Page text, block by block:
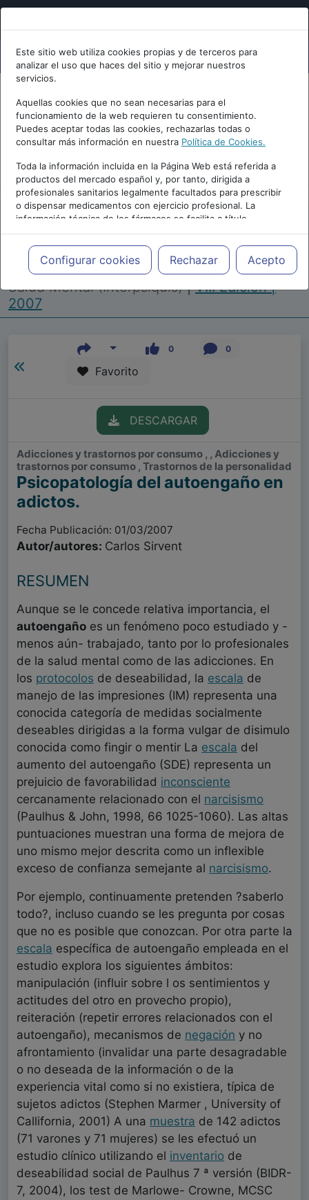
Este sitio web utiliza cookies propias y de terceros para
analizar el uso que haces del sitio y mejorar nuestros
servicios.
Aquellas cookies que no sean necesarias para el
funcionamiento de la web requieren tu consentimiento.
Puedes aceptar todas las cookies, rechazarlas todas o
consultar más información en nuestra Política de Cookies.
Toda la información incluida en la Página Web está referida a
productos del mercado español y, por tanto, dirigida a
profesionales sanitarios legalmente facultados para prescribir
o dispensar medicamentos con ejercicio profesional. La
información técnica de los fármacos se facilita a título
meramente informativo, siendo responsabilidad de los
profesionales facultados prescribir medicamentos y decidir, en
cada caso concreto, el tratamiento más adecuado a las
necesidades del paciente.
Configurar cookies Rechazar Acepto
Repositorio de Artículos |Congreso Virtual
Internacional de Psiquiatría, Psicología y
Salud Mental (Interpsiquis)|VIII Edición |
2007
0 0
Favorito
DESCARGAR
Adicciones y trastornos por consumo , , Adicciones y
trastornos por consumo , Trastornos de la personalidad
Psicopatología del autoengaño en
adictos.
Fecha Publicación: 01/03/2007
Autor/autores: Carlos Sirvent
RESUMEN
Aunque se le concede relativa importancia, el
autoengaño es un fenómeno poco estudiado y -
menos aún- trabajado, tanto por lo profesionales
de la salud mental como de las adicciones. En
los protocolos de deseabilidad, la escala de
manejo de las impresiones (IM) representa una
conocida categoría de medidas socialmente
deseables dirigidas a la forma vulgar de disimulo
conocida como fingir o mentir La escala del
aumento del autoengaño (SDE) representa un
prejuicio de favorabilidad inconsciente
cercanamente relacionado con el narcisismo
(Paulhus & John, 1998, 66 1025-1060). Las altas
puntuaciones muestran una forma de mejora de
uno mismo mejor descrita como un inflexible
exceso de confianza semejante al narcisismo.
Por ejemplo, continuamente pretenden ?saberlo
todo?, incluso cuando se les pregunta por cosas
que no es posible que conozcan. Por otra parte la
escala específica de autoengaño empleada en el
estudio explora los siguientes ámbitos:
manipulación (influir sobre l os sentimientos y
actitudes del otro en provecho propio),
reiteración (repetir errores relacionados con el
autoengaño), mecanismos de negación y no
afrontamiento (invalidar una parte desagradable
o no deseada de la información o de la
experiencia vital como si no existiera, típica de
sujetos adictos (Stephen Marmer , University of
Callifornia, 2001) A una muestra de 142 adictos
(71 varones y 71 mujeres) se les efectuó un
estudio clínico utilizando el inventario de
deseabilidad social de Paulhus 7 ª versión (BIDR-
7, 2004), los test de Marlowe- Crowne, MCSC